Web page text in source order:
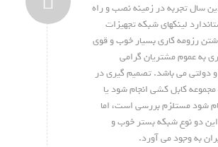
سال تجربه در زمینه نصب و راه
لینکهای شبکه تجهیزات
رزومه کاری بسیار خوب و قوی
به عموم مشتریان گرامی
دولتی می باشد. تصمیم گیری در
کابل کشی انجام شود یا
شود مستلزم بررسی است، اما
دو نوع شبکه بستر خوب و
به وجود می آورد.